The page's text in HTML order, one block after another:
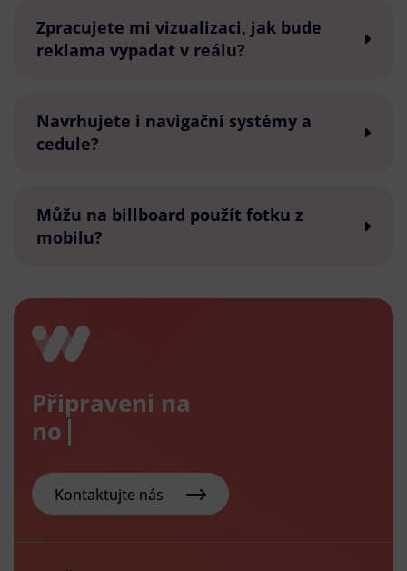
Zpracujete mi vizualizaci, jak bude
reklama vypadat v reálu?
Navrhujete i navigační systémy a
cedule?
Můžu na billboard použít fotku z
mobilu?
Připraveni na
nový e-s
Kontaktujte nás